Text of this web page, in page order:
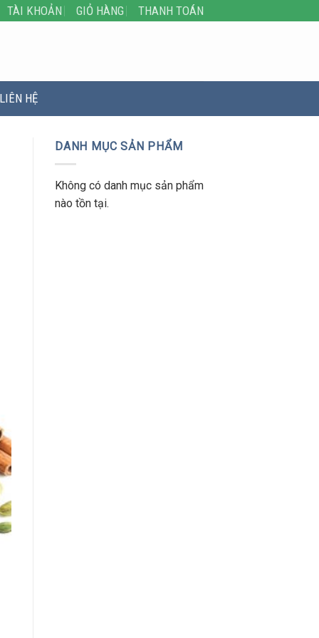
TÀI KHOẢN GIỎ HÀNG THANH TOÁN
LIÊN HỆ
DANH MỤC SẢN PHẨM
Không có danh mục sản phẩm
nào tồn tại.